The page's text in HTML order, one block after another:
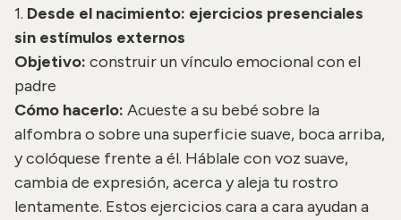
1. Desde el nacimiento: ejercicios presenciales
sin estímulos externos
Objetivo: construir un vínculo emocional con el
padre
Cómo hacerlo: Acueste a su bebé sobre la
alfombra o sobre una superficie suave, boca arriba,
y colóquese frente a él. Háblale con voz suave,
cambia de expresión, acerca y aleja tu rostro
lentamente. Estos ejercicios cara a cara ayudan a